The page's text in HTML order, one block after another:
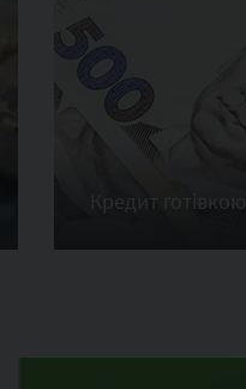
Кредит готівкою